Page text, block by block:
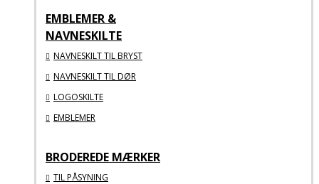
EMBLEMER &
NAVNESKILTE
NAVNESKILT TIL BRYST
NAVNESKILT TIL DØR
LOGOSKILTE
EMBLEMER
BRODEREDE MÆRKER
TIL PÅSYNING